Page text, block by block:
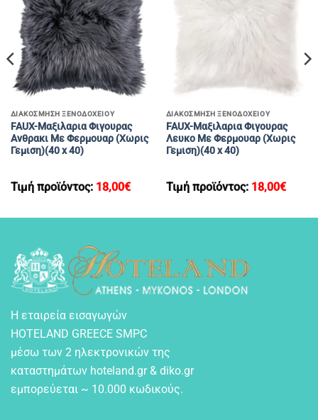
ΔΙΑΚΟΣΜΗΣΗ ΞΕΝΟΔΟΧΕΙΟΥ
FAUX-Μαξιλαρια Φιγουρας
Αvθρακι Με Φερμουαρ (Χωρις
Γεμιση)(40 x 40)
Τιμή προϊόντος: 18,00€
ΔΙΑΚΟΣΜΗΣΗ ΞΕΝΟΔΟΧΕΙΟΥ
FAUX-Μαξιλαρια Φιγουρας
Λευκο Με Φερμουαρ (Χωρις
Γεμιση)(40 x 40)
Τιμή προϊόντος: 18,00€
Η εταιρεία εισαγωγών
HOTELAND GREECE SMPC
μέσω των 2 ηλεκτρονικών της
καταστημάτων hoteland.gr & diko.gr
εμπορεύεται ~ 10.000 κωδικούς.